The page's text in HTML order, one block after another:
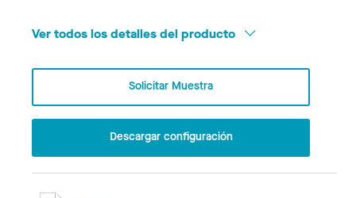
Ver todos los detalles del producto
Solicitar Muestra
Descargar configuración